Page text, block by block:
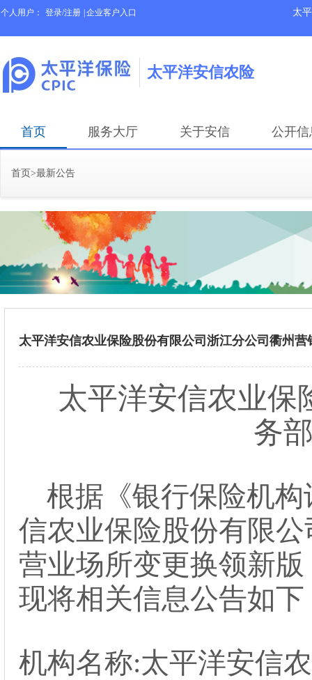
个人用户： 登录/注册 企业客户入口 太
太平洋安信农险
首页 服务大厅 关于安信 公开
首页>最新公告
太平洋安信农业保险股份有限公司浙江分公司衢州
太平洋安信农业保
务
根据《银行保险机
信农业保险股份有限公
营业场所变更换领新
现将相关信息公告如下
机构名称:太平洋安信